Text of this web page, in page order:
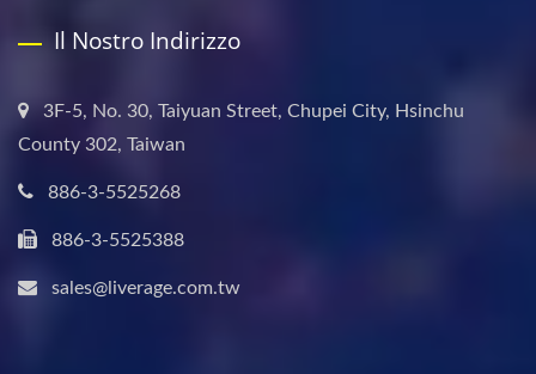
Il Nostro Indirizzo
3F-5, No. 30, Taiyuan Street, Chupei City, Hsinchu
County 302, Taiwan
886-3-5525268
886-3-5525388
sales@liverage.com.tw